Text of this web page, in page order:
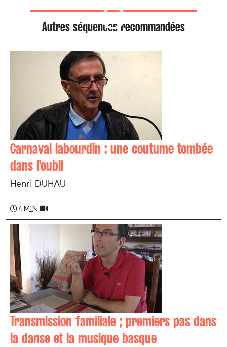
Autres séquences recommandées
Carnaval labourdin : une coutume tombée
dans l'oubli
Henri DUHAU
4 min
Transmission familiale ; premiers pas dans
la danse et la musique basque